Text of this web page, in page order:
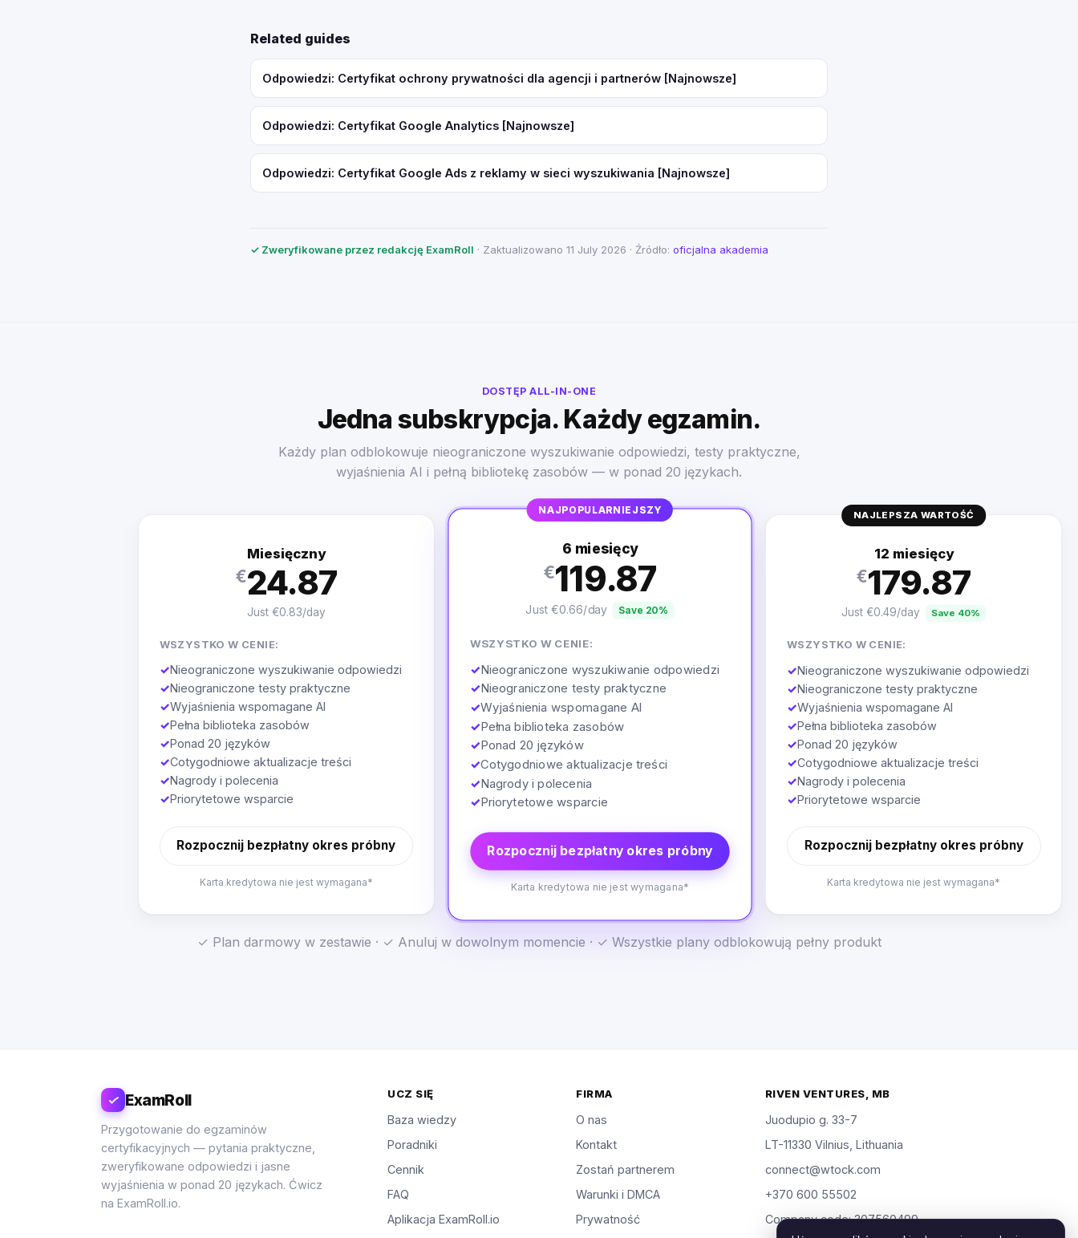
Related guides
Odpowiedzi: Certyfikat ochrony prywatności dla agencji i partnerów [Najnowsze]
Odpowiedzi: Certyfikat Google Analytics [Najnowsze]
Odpowiedzi: Certyfikat Google Ads z reklamy w sieci wyszukiwania [Najnowsze]
✓ Zweryfikowane przez redakcję ExamRoll · Zaktualizowano 11 July 2026 · Źródło: oficjalna akademia
DOSTĘP ALL-IN-ONE
Jedna subskrypcja. Każdy egzamin.
Każdy plan odblokowuje nieograniczone wyszukiwanie odpowiedzi, testy praktyczne,
wyjaśnienia AI i pełną bibliotekę zasobów — w ponad 20 językach.
Miesięczny
€24.87
Just €0.83/day
WSZYSTKO W CENIE:
✓Nieograniczone wyszukiwanie odpowiedzi
✓Nieograniczone testy praktyczne
✓Wyjaśnienia wspomagane AI
✓Pełna biblioteka zasobów
✓Ponad 20 języków
✓Cotygodniowe aktualizacje treści
✓Nagrody i polecenia
✓Priorytetowe wsparcie
Rozpocznij bezpłatny okres próbny
Karta kredytowa nie jest wymagana*
NAJPOPULARNIEJSZY
6 miesięcy
€119.87
Just €0.66/day Save 20%
WSZYSTKO W CENIE:
✓Nieograniczone wyszukiwanie odpowiedzi
✓Nieograniczone testy praktyczne
✓Wyjaśnienia wspomagane AI
✓Pełna biblioteka zasobów
✓Ponad 20 języków
✓Cotygodniowe aktualizacje treści
✓Nagrody i polecenia
✓Priorytetowe wsparcie
Rozpocznij bezpłatny okres próbny
Karta kredytowa nie jest wymagana*
NAJLEPSZA WARTOŚĆ
12 miesięcy
€179.87
Just €0.49/day Save 40%
WSZYSTKO W CENIE:
✓Nieograniczone wyszukiwanie odpowiedzi
✓Nieograniczone testy praktyczne
✓Wyjaśnienia wspomagane AI
✓Pełna biblioteka zasobów
✓Ponad 20 języków
✓Cotygodniowe aktualizacje treści
✓Nagrody i polecenia
✓Priorytetowe wsparcie
Rozpocznij bezpłatny okres próbny
Karta kredytowa nie jest wymagana*
✓ Plan darmowy w zestawie · ✓ Anuluj w dowolnym momencie · ✓ Wszystkie plany odblokowują pełny produkt
ExamRoll
Przygotowanie do egzaminów
certyfikacyjnych — pytania praktyczne,
zweryfikowane odpowiedzi i jasne
wyjaśnienia w ponad 20 językach. Ćwicz
na ExamRoll.io.
UCZ SIĘ
Baza wiedzy
Poradniki
Cennik
FAQ
Aplikacja ExamRoll.io
FIRMA
O nas
Kontakt
Zostań partnerem
Warunki i DMCA
Prywatność
RIVEN VENTURES, MB
Juodupio g. 33-7
LT-11330 Vilnius, Lithuania
connect@wtock.com
+370 600 55502
Company code: 307560499